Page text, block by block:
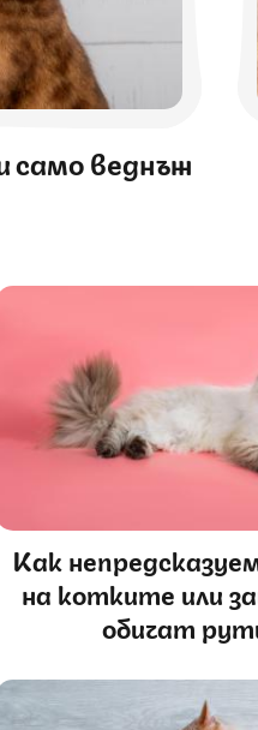
само веднъж
Как
на котките или
обичат